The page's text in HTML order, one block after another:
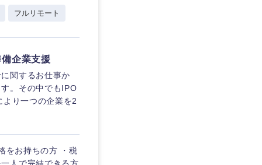
フルリモート
企業支援
関するお仕事か
。その中でもIPO
り一つの企業を2
をお持ちの方 ・税